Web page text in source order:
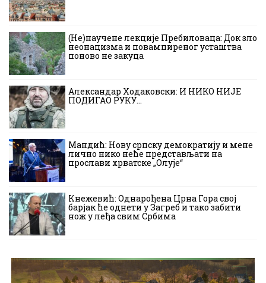
(Не)научене лекције Пребиловаца: Док зло
неонацизма и повампиреног усташтва
поново не закуца
Александар Ходаковски: И НИКО НИЈЕ
ПОДИГАО РУКУ…
Мандић: Нову српску демократију и мене
лично нико неће представљати на
прослави хрватске „Олује“
Кнежевић: Однарођена Црна Гора свој
барјак ће однети у Загреб и тако забити
нож у леђа свим Србима